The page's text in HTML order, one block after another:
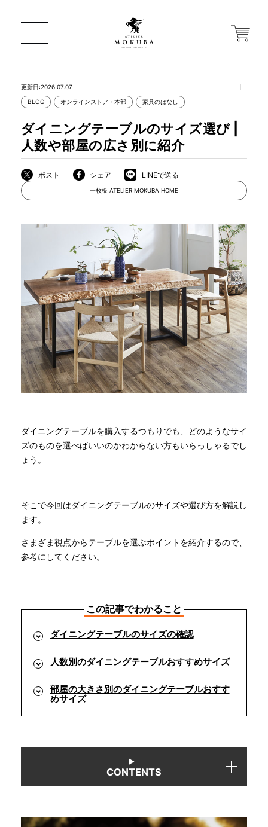
店舗から探す
一枚板 ATELIER MOKUBA HOME
MOKUBA について
商品情報
直営店
イベント
全商品一覧
納品事例
MOKUBA CHANNEL
よくあるご質問
お問い合わせ
更新日:2026.07.07
BLOG オンラインストア・本部 家具のはなし
ダイニングテーブルのサイズ選び |
人数や部屋の広さ別に紹介
ポスト シェア LINEで送る
一枚板 ATELIER MOKUBA HOME
ダイニングテーブルを購入するつもりでも、どのようなサイ
ズのものを選べばいいのかわからない方もいらっしゃるでし
ょう。
そこで今回はダイニングテーブルのサイズや選び方を解説し
ます。
さまざま視点からテーブルを選ぶポイントを紹介するので、
参考にしてください。
この記事でわかること
ダイニングテーブルのサイズの確認
人数別のダイニングテーブルおすすめサイズ
部屋の大きさ別のダイニングテーブルおすす
めサイズ
CONTENTS